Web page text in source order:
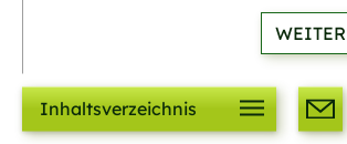
Inhaltsverzeichnis